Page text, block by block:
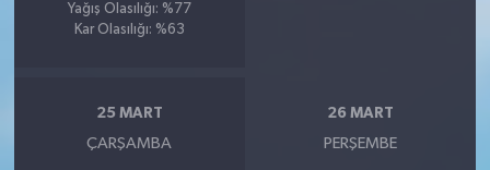
Yağış Olasılığı: %77
Kar Olasılığı: %63
25 MART
ÇARŞAMBA
26 MART
PERŞEMBE